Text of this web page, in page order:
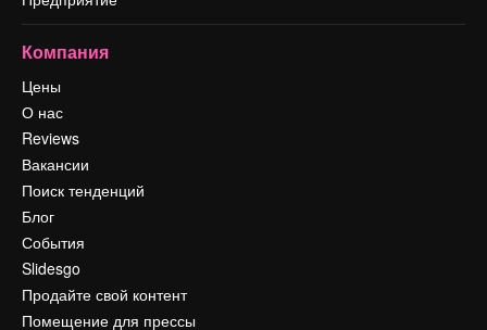
Компания
Цены
О нас
Reviews
Вакансии
Поиск тенденций
Блог
События
Slidesgo
Продайте свой контент
Помещение для прессы